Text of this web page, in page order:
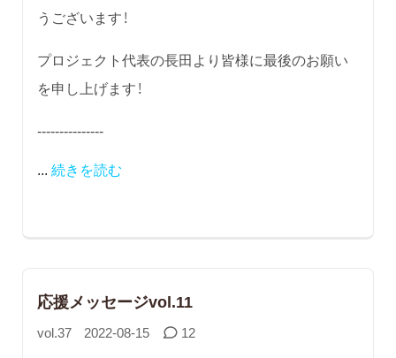
うございます！
プロジェクト代表の長田より皆様に最後のお願い
を申し上げます！
---------------
... 続きを読む
応援メッセージvol.11
vol.37 2022-08-15 12